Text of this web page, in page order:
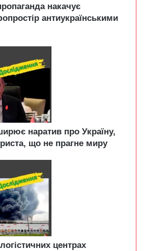
накачує
антиукраїнськими
наратив про Україну,
що не прагне миру
центрах